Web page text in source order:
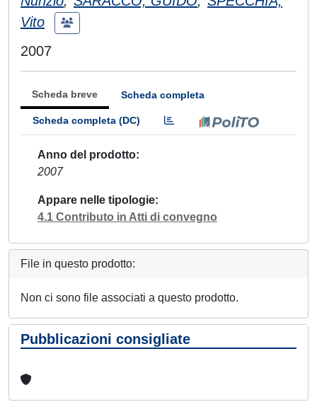
Vito
2007
Scheda breve Scheda completa
Scheda completa (DC)
Anno del prodotto
2007
Appare nelle tipologie
4.1 Contributo in Atti di convegno
File in questo prodotto:
Non ci sono file associati a questo prodotto.
Pubblicazioni consigliate